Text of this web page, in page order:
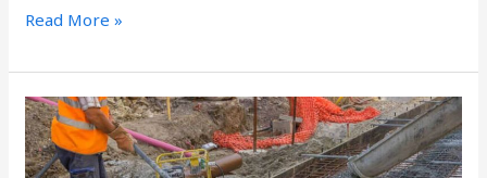
Read More »
Harga
Sewa
Vibrator